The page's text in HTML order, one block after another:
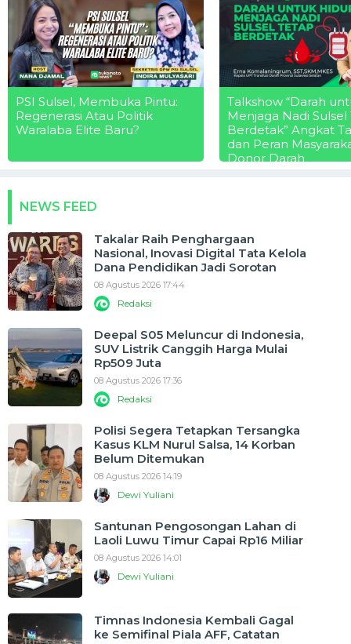
PSI Sulsel, Membuka Pintu:
Regenerasi Atau Politik
Waralaba Elite Baru?
Talkshow “Darah
Menjaga Nadi Sulsel
Berdetak” Angkat
dan Peran
Donor Darah
NEWS FEED
Takalar Raih Penghargaan
Nasional, Inovasi Digital Tata Kelola
Dana Pendidikan Jadi Sorotan
08 Agustus 2026 17:44
Redaksi
Deepal S05 Meluncur di Indonesia,
SUV Listrik Canggih Harga Mulai
Rp509 Juta
08 Agustus 2026 17:36
Redaksi
Polisi Segera Tetapkan Tersangka
Kasus KLM Nurul Salsa, 14 Korban
Belum Ditemukan
08 Agustus 2026 14:19
Dewi Yuliani
Santunan Pengosongan Lahan di
Laoli Luwu Timur Capai Rp16 Miliar
08 Agustus 2026 14:01
Dewi Yuliani
Timnas Indonesia Kembali Gagal
ke Semifinal Piala AFF, Catatan